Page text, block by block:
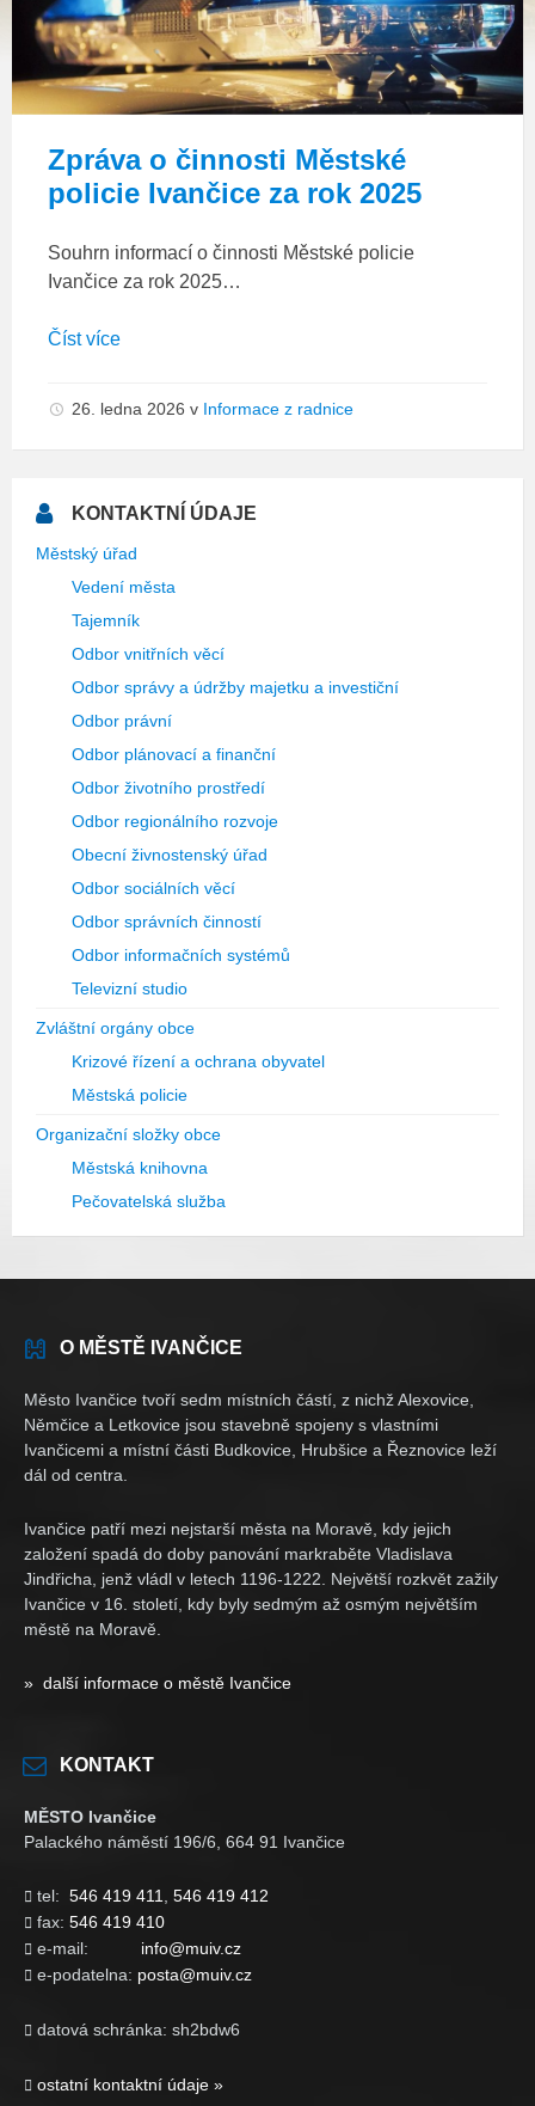
Zpráva o činnosti Městské
policie Ivančice za rok 2025
Souhrn informací o činnosti Městské policie
Ivančice za rok 2025…
Číst více
26. ledna 2026 v Informace z radnice
KONTAKTNÍ ÚDAJE
Městský úřad
Vedení města
Tajemník
Odbor vnitřních věcí
Odbor správy a údržby majetku a investiční
Odbor právní
Odbor plánovací a finanční
Odbor životního prostředí
Odbor regionálního rozvoje
Obecní živnostenský úřad
Odbor sociálních věcí
Odbor správních činností
Odbor informačních systémů
Televizní studio
Zvláštní orgány obce
Krizové řízení a ochrana obyvatel
Městská policie
Organizační složky obce
Městská knihovna
Pečovatelská služba
O MĚSTĚ IVANČICE
Město Ivančice tvoří sedm místních částí, z nichž Alexovice,
Němčice a Letkovice jsou stavebně spojeny s vlastními
Ivančicemi a místní části Budkovice, Hrubšice a Řeznovice leží
dál od centra.
Ivančice patří mezi nejstarší města na Moravě, kdy jejich
založení spadá do doby panování markraběte Vladislava
Jindřicha, jenž vládl v letech 1196-1222. Největší rozkvět zažily
Ivančice v 16. století, kdy byly sedmým až osmým největším
městě na Moravě.
» další informace o městě Ivančice
KONTAKT
MĚSTO Ivančice
Palackého náměstí 196/6, 664 91 Ivančice
 tel: 546 419 411 546 419 412
 fax: 546 419 410
 e-mail: info@muiv.cz
 e-podatelna: posta@muiv.cz
 datová schránka: sh2bdw6
 ostatní kontaktní údaje »